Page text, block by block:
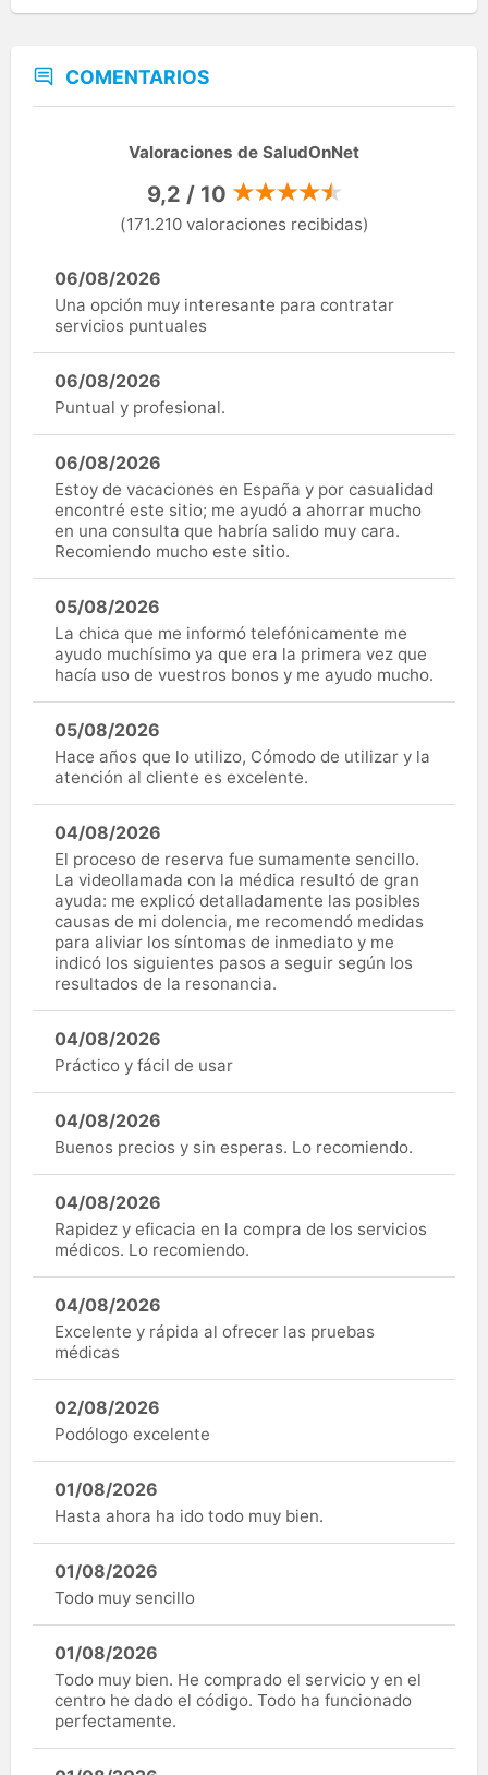
COMENTARIOS
Valoraciones de SaludOnNet
9,2 / 10
(171.210 valoraciones recibidas)
06/08/2026
Una opción muy interesante para contratar
servicios puntuales
06/08/2026
Puntual y profesional.
06/08/2026
Estoy de vacaciones en España y por casualidad
encontré este sitio; me ayudó a ahorrar mucho
en una consulta que habría salido muy cara.
Recomiendo mucho este sitio.
05/08/2026
La chica que me informó telefónicamente me
ayudo muchísimo ya que era la primera vez que
hacía uso de vuestros bonos y me ayudo mucho.
05/08/2026
Hace años que lo utilizo, Cómodo de utilizar y la
atención al cliente es excelente.
04/08/2026
El proceso de reserva fue sumamente sencillo.
La videollamada con la médica resultó de gran
ayuda: me explicó detalladamente las posibles
causas de mi dolencia, me recomendó medidas
para aliviar los síntomas de inmediato y me
indicó los siguientes pasos a seguir según los
resultados de la resonancia.
04/08/2026
Práctico y fácil de usar
04/08/2026
Buenos precios y sin esperas. Lo recomiendo.
04/08/2026
Rapidez y eficacia en la compra de los servicios
médicos. Lo recomiendo.
04/08/2026
Excelente y rápida al ofrecer las pruebas
médicas
02/08/2026
Podólogo excelente
01/08/2026
Hasta ahora ha ido todo muy bien.
01/08/2026
Todo muy sencillo
01/08/2026
Todo muy bien. He comprado el servicio y en el
centro he dado el código. Todo ha funcionado
perfectamente.